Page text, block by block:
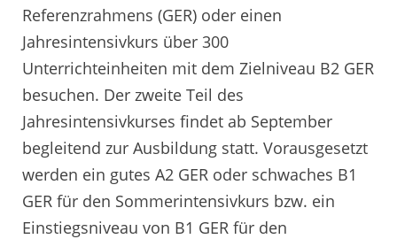
Referenzrahmens (GER) oder einen
Jahresintensivkurs über 300
Unterrichteinheiten mit dem Zielniveau B2 GER
besuchen. Der zweite Teil des
Jahresintensivkurses findet ab September
begleitend zur Ausbildung statt. Vorausgesetzt
werden ein gutes A2 GER oder schwaches B1
GER für den Sommerintensivkurs bzw. ein
Einstiegsniveau von B1 GER für den